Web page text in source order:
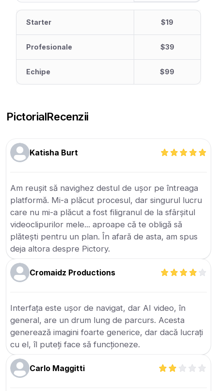
Starter $19
Profesionale $39
Echipe $99
PictorialRecenzii
Katisha Burt
Am reușit să navighez destul de ușor pe întreaga
platformă. Mi-a plăcut procesul, dar singurul lucru
care nu mi-a plăcut a fost filigranul de la sfârșitul
videoclipurilor mele... aproape că te obligă să
plătești pentru un plan. În afară de asta, am spus
deja altora despre Pictory.
Cromaidz Productions
Interfața este ușor de navigat, dar AI video, în
general, are un drum lung de parcurs. Acesta
generează imagini foarte generice, dar dacă lucrați
cu el, îl puteți face să funcționeze.
Carlo Maggitti